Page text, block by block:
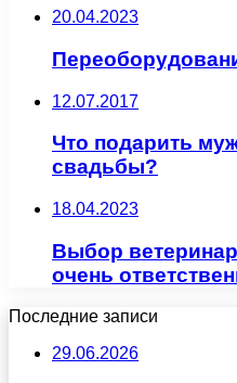
20.04.2023
12.07.2017
Что подарить
свадьбы?
18.04.2023
Выбор
очень
Последние записи
29.06.2026